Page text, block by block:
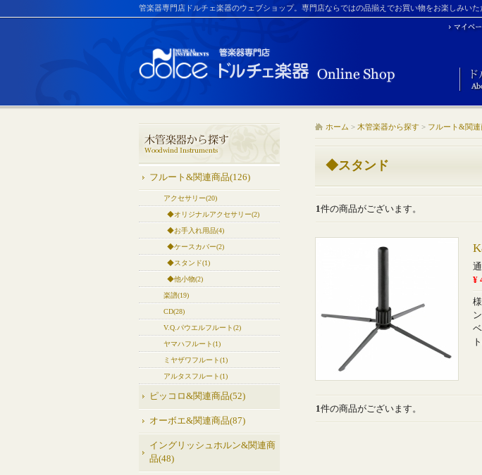
管楽器専門店ドルチェ楽器のウェブショップ。専門店ならではの品揃えでお買い物をお楽しみいた
フルート&関連商品(126)
アクセサリー(20)
◆オリジナルアクセサリー(2)
◆お手入れ用品(4)
◆ケースカバー(2)
◆スタンド(1)
◆他小物(2)
楽譜(19)
CD(28)
V.Q.パウエルフルート(2)
ヤマハフルート(1)
ミヤザワフルート(1)
アルタスフルート(1)
ピッコロ&関連商品(52)
オーボエ&関連商品(87)
イングリッシュホルン&関連商
品(48)
ホーム > 木管楽器から探す > フルート&関連
◆スタンド
1件の商品がございます。
¥
1件の商品がございます。